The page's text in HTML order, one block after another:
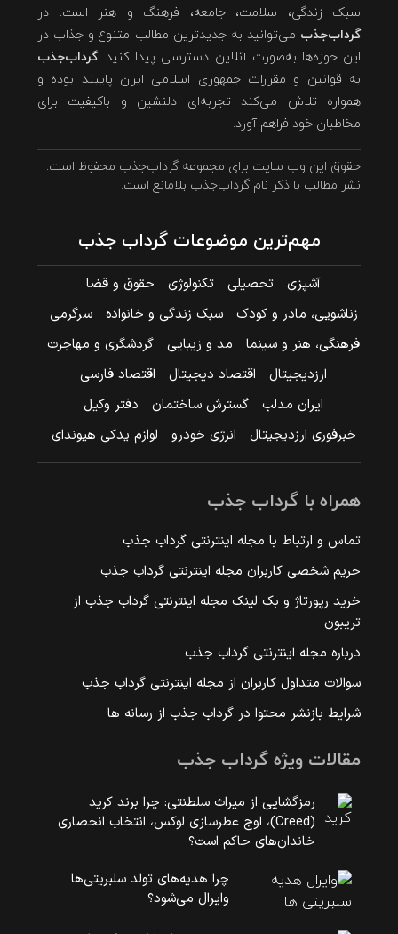
سبک زندگی، سلامت، جامعه، فرهنگ و هنر است. در
گرداب‌جذب می‌توانید به جدیدترین مطالب متنوع و جذاب در
این حوزه‌ها به‌صورت آنلاین دسترسی پیدا کنید.گرداب‌جذب
به قوانین و مقررات جمهوری اسلامی ایران پایبند بوده و
همواره تلاش می‌کند تجربه‌ای دلنشین و باکیفیت برای
مخاطبان خود فراهم آورد.
حقوق این وب سایت برای مجموعه گرداب‌جذب محفوظ است.
نشر مطالب با ذکر نام گرداب‌جذب بلامانع است.
مهم‌ترین موضوعات گرداب جذب
آشپزی تحصیلی تکنولوژی
حقوق و قضا
زناشویی، مادر و کودک
سبک زندگی و خانواده
سرگرمی
فرهنگی، هنر و سینما
مد و زیبایی
گردشگری و مهاجرت
ارزدیجیتال
اقتصاد دیجیتال
اقتصاد فارسی
ایران مدلب
گسترش ساختمان
دفتر وکیل
خبرفوری ارزدیجیتال
انرژی خودرو لوازم یدکی هیوندای
همراه با گرداب جذب
تماس و ارتباط با مجله اینترنتی گرداب جذب
حریم شخصی کاربران مجله اینترنتی گرداب جذب
خرید رپورتاژ و بک لینک مجله اینترنتی گرداب جذب از
تریبون
درباره مجله اینترنتی گرداب جذب
سوالات متداول کاربران از مجله اینترنتی گرداب جذب
شرایط بازنشر محتوا در گرداب جذب از رسانه ها
مقالات ویژه گرداب جذب
رمزگشایی از میراث سلطنتی: چرا برند کرید
(Creed)، اوج عطرسازی لوکس، انتخاب انحصاری
خاندان‌های حاکم است؟
چرا هدیه‌های تولد سلبریتی‌ها
وایرال می‌شود؟